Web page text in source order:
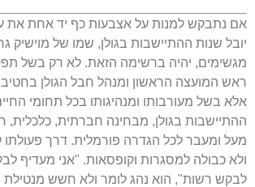
אם נתבקש למנות על אצבעות כף יד אחת את
יובל שנות ההתיישבות בגולן, שמו של מוישיק
מגשימים, יהיה ברשימה הזאת. לא רק בשל
ראש המועצה הראשון ומנהל חבל הגולן
אלא בשל מעורבותו ומנהיגותו בכל תחומי
ההתיישבות בגולן, מבחינה חברתית, כלכלית,
מעל ומעבר לכל הגדרה פורמלית. דרך
ולא כבולה למסגרות וקופסאות. "אני מעדיף
לבקש רשות", הוא נהג לומר ולא חשש מנטילת